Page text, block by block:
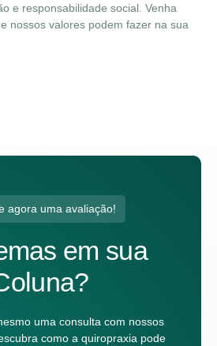
e responsabilidade social. Venha
nossos valores podem fazer na sua
agora uma avaliação!
em sua
uma consulta com nossos
como a quiropraxia pode